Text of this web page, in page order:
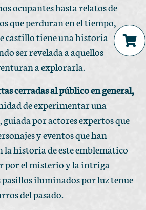
ocupantes hasta relatos de
que perduran en el tiempo,
castillo tiene una historia
ser revelada a aquellos
a explorarla.
cerradas al público en general,
de experimentar una
por actores expertos que
y eventos que han
la historia de este emblemático
por el misterio y la intriga
iluminados por luz tenue
del pasado.